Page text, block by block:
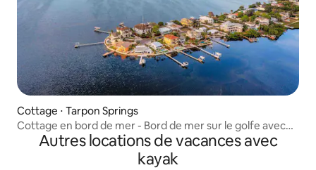
Cottage ⋅ Tarpon Springs
Cottage en bord de mer - Bord de mer sur le golfe avec
piscine chauffée
Autres locations de vacances avec
kayak